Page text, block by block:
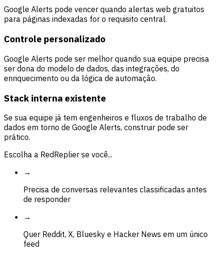
Google Alerts pode vencer quando alertas web gratuitos
para páginas indexadas for o requisito central.
Controle personalizado
Google Alerts pode ser melhor quando sua equipe precisa
ser dona do modelo de dados, das integrações, do
enriquecimento ou da lógica de automação.
Stack interna existente
Se sua equipe já tem engenheiros e fluxos de trabalho de
dados em torno de Google Alerts, construir pode ser
prático.
Escolha a RedReplier se você...
→
Precisa de conversas relevantes classificadas antes
de responder
→
Quer Reddit, X, Bluesky e Hacker News em um único
feed